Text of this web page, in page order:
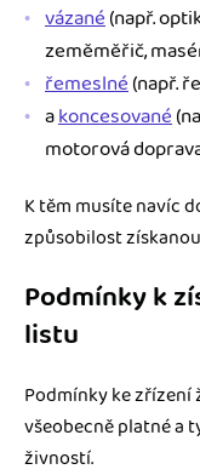
vázané(např.
zeměměřič,
řemeslné(např.
akoncesované
motorová
K těm musíte navíc
způsobilost
Podmínky k
listu
Podmínky ke zřízení
všeobecně platné a
živností.